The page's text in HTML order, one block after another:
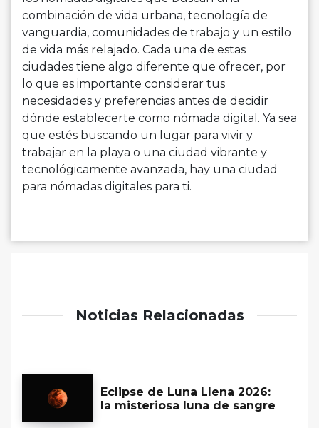
combinación de vida urbana, tecnología de
vanguardia, comunidades de trabajo y un estilo
de vida más relajado. Cada una de estas
ciudades tiene algo diferente que ofrecer, por
lo que es importante considerar tus
necesidades y preferencias antes de decidir
dónde establecerte como nómada digital. Ya sea
que estés buscando un lugar para vivir y
trabajar en la playa o una ciudad vibrante y
tecnológicamente avanzada, hay una ciudad
para nómadas digitales para ti.
Noticias Relacionadas
Eclipse de Luna Llena 2026:
la misteriosa luna de sangre